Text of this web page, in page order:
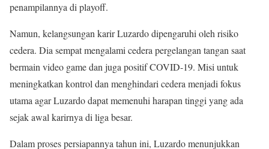
penampilannya di playoff.
Namun, kelangsungan karir Luzardo dipengaruhi oleh risiko
cedera. Dia sempat mengalami cedera pergelangan tangan saat
bermain video game dan juga positif COVID-19. Misi untuk
meningkatkan kontrol dan menghindari cedera menjadi fokus
utama agar Luzardo dapat memenuhi harapan tinggi yang ada
sejak awal karirnya di liga besar.
Dalam proses persiapannya tahun ini, Luzardo menunjukkan